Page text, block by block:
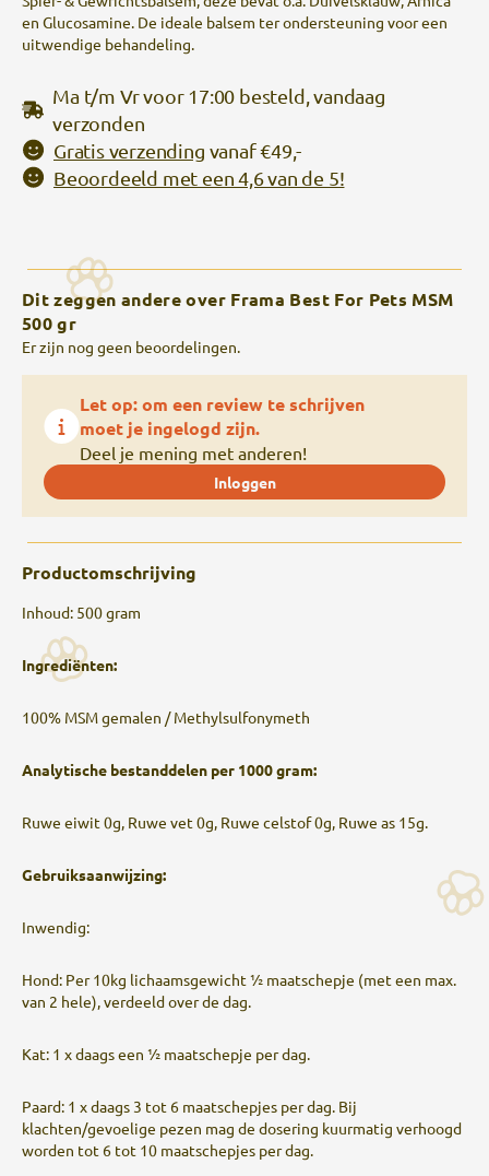
en Glucosamine. De ideale balsem ter ondersteuning voor een
uitwendige behandeling.
Ma t/m Vr voor 17:00 besteld, vandaag
verzonden
Gratis verzending vanaf €49,-
Beoordeeld met een 4,6 van de 5!
Dit zeggen andere over Frama Best For Pets MSM
500 gr
Er zijn nog geen beoordelingen.
Let op: om een review te schrijven
moet je ingelogd zijn.
Deel je mening met anderen!
Inloggen
Productomschrijving
Inhoud: 500 gram
Ingrediënten:
100% MSM gemalen / Methylsulfonymeth
Analytische bestanddelen per 1000 gram:
Ruwe eiwit 0g, Ruwe vet 0g, Ruwe celstof 0g, Ruwe as 15g.
Gebruiksaanwijzing:
Inwendig:
Hond: Per 10kg lichaamsgewicht ½ maatschepje (met een max.
van 2 hele), verdeeld over de dag.
Kat: 1 x daags een ½ maatschepje per dag.
Paard: 1 x daags 3 tot 6 maatschepjes per dag. Bij
klachten/gevoelige pezen mag de dosering kuurmatig verhoogd
worden tot 6 tot 10 maatschepjes per dag.